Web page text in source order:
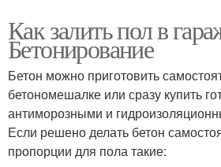
Как залить пол в
Бетонирование
Бетон можно приготовить
бетономешалке или сразу купить
антиморозными и
Если решено делать бетон
пропорции для пола такие: